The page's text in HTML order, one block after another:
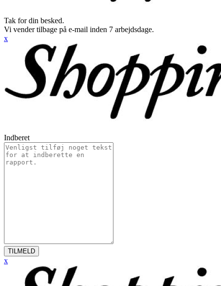
Tak for din besked.
Vi vender tilbage på e-mail inden 7 arbejdsdage.
x
Indberet
TILMELD
x